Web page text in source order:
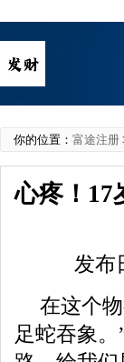
你的位置： 富途注册
心疼！17
发布
在这个
足蛇吞象